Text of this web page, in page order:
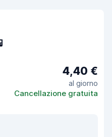
4,40 €
al giorno
Cancellazione gratuita